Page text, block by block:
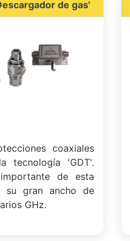
de gas'
coaxiales
tecnología 'GDT'.
de esta
su gran ancho de
GHz.